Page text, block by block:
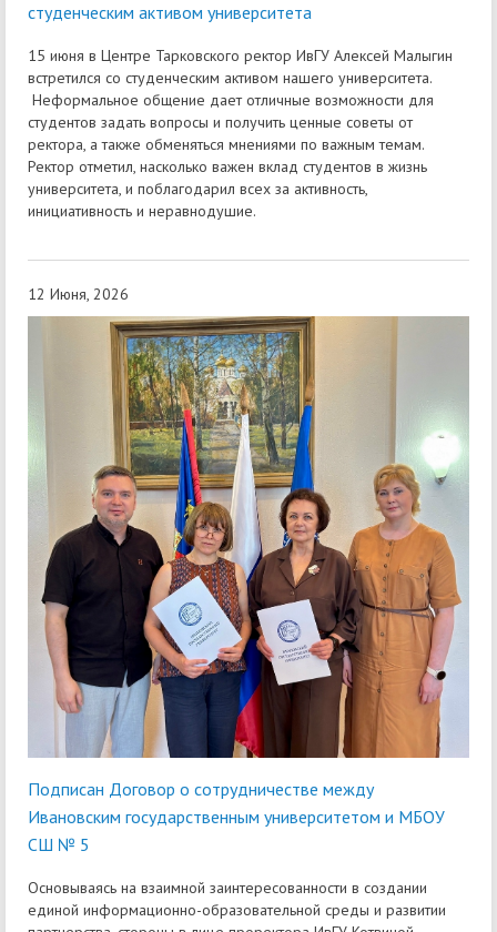
студенческим активом университета
15 июня в Центре Тарковского ректор ИвГУ Алексей Малыгин
встретился со студенческим активом нашего университета.
Неформальное общение дает отличные возможности для
студентов задать вопросы и получить ценные советы от
ректора, а также обменяться мнениями по важным темам.
Ректор отметил, насколько важен вклад студентов в жизнь
университета, и поблагодарил всех за активность,
инициативность и неравнодушие.
12 Июня, 2026
Подписан Договор о сотрудничестве между
Ивановским государственным университетом и МБОУ
СШ № 5
Основываясь на взаимной заинтересованности в создании
единой информационно-образовательной среды и развитии